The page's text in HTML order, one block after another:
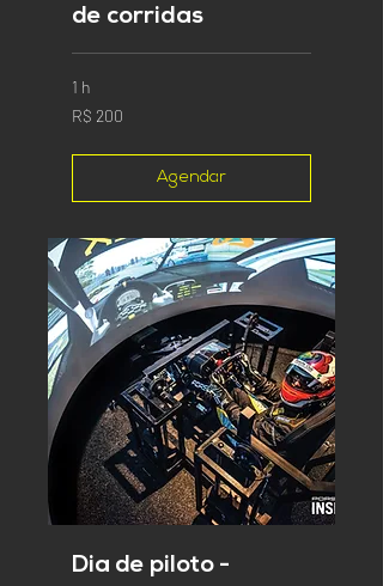
de corridas
1 h
200
Reais
R$ 200
Agendar
Dia de piloto -